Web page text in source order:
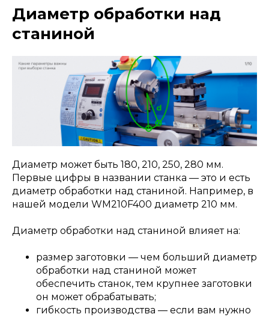
Диаметр обработки над
станиной
Диаметр может быть 180, 210, 250, 280 мм.
Первые цифры в названии станка — это и есть
диаметр обработки над станиной. Например, в
нашей модели WM210F400 диаметр 210 мм.
Диаметр обработки над станиной влияет на:
размер заготовки — чем больший диаметр
обработки над станиной может
обеспечить станок, тем крупнее заготовки
он может обрабатывать;
гибкость производства — если вам нужно